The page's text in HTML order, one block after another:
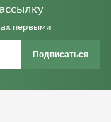
первыми
Подписаться